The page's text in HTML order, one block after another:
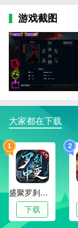
家带来身临其境的
暗影灭魔者2如何
1.深入的角色开
可以打造个性化
2.各种地牢挑战
鲜感和挑战，考
3.丰富的敌人类
人心的战斗体验，
4.一场真正的视觉
来前所未有的最佳
游戏截图
大家都在下载
1
盛聚罗刹中变传奇
下载
2